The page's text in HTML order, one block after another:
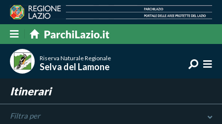
Riserva Naturale Regionale
Selva del Lamone
Itinerari
Filtra per